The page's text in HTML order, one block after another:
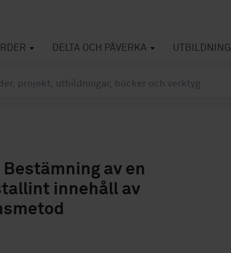
DELTA OCH PÅVERKA UTBILDNING
av en
innehåll av